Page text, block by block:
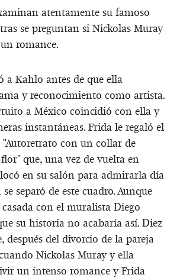
atentamente su famoso
se preguntan si Nickolas Muray
romance.
a Kahlo antes de que ella
y reconocimiento como artista.
a México coincidió con ella y
instantáneas. Frida le regaló el
con un collar de
que, una vez de vuelta en
en su salón para admirarla día
separó de este cuadro. Aunque
con el muralista Diego
su historia no acabaría así. Diez
después del divorcio de la pareja
Nickolas Muray y ella
un intenso romance y Frida